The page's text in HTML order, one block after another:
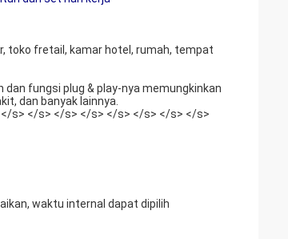
toko fretail, kamar hotel, rumah, tempat
fungsi plug & play-nya memungkinkan
dan banyak lainnya.
s> </s> </s> </s> </s> </s> </s> </s>
waktu internal dapat dipilih